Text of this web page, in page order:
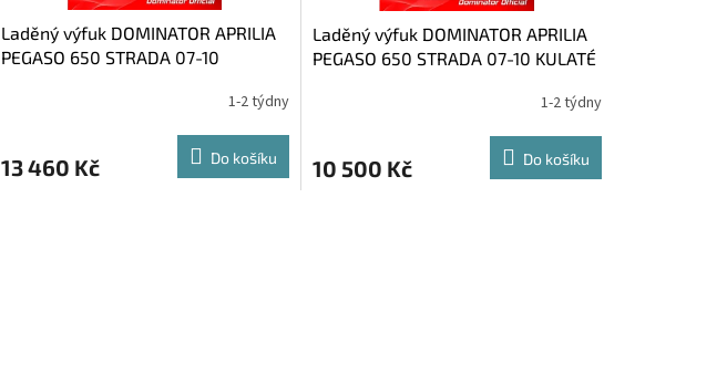
Laděný výfuk DOMINATOR APRILIA
PEGASO 650 STRADA 07-10
1-2 týdny
13 460 Kč Do košíku
Laděný výfuk DOMINATOR APRILIA
PEGASO 650 STRADA 07-10 KULATÉ
1-2 týdny
10 500 Kč Do košíku